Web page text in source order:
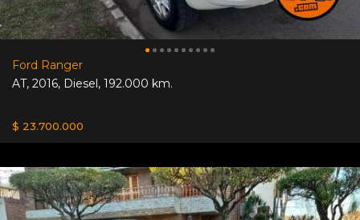
Ford Ranger
AT, 2016, Diesel, 192.000 km.
$ 23.700.000